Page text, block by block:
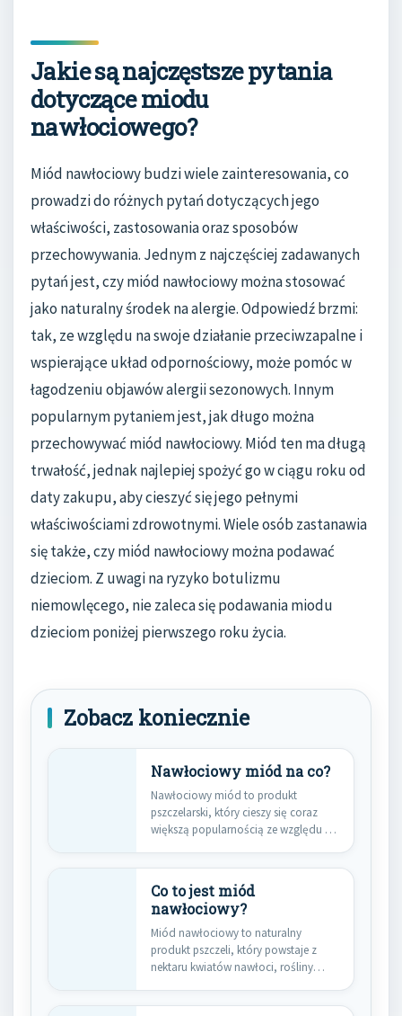
Jakie są najczęstsze pytania
dotyczące miodu
nawłociowego?
Miód nawłociowy budzi wiele zainteresowania, co
prowadzi do różnych pytań dotyczących jego
właściwości, zastosowania oraz sposobów
przechowywania. Jednym z najczęściej zadawanych
pytań jest, czy miód nawłociowy można stosować
jako naturalny środek na alergie. Odpowiedź brzmi:
tak, ze względu na swoje działanie przeciwzapalne i
wspierające układ odpornościowy, może pomóc w
łagodzeniu objawów alergii sezonowych. Innym
popularnym pytaniem jest, jak długo można
przechowywać miód nawłociowy. Miód ten ma długą
trwałość, jednak najlepiej spożyć go w ciągu roku od
daty zakupu, aby cieszyć się jego pełnymi
właściwościami zdrowotnymi. Wiele osób zastanawia
się także, czy miód nawłociowy można podawać
dzieciom. Z uwagi na ryzyko botulizmu
niemowlęcego, nie zaleca się podawania miodu
dzieciom poniżej pierwszego roku życia.
Zobacz koniecznie
Nawłociowy miód na co?
Nawłociowy miód to produkt
pszczelarski, który cieszy się coraz
większą popularnością ze względu na
Co to jest miód
nawłociowy?
Miód nawłociowy to naturalny
produkt pszczeli, który powstaje z
nektaru kwiatów nawłoci, rośliny